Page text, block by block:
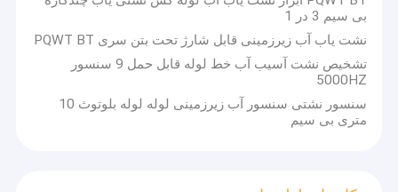
محصولات
بی سیم 3 در 1
نشت یاب آب زیرزمینی قابل شارژ تحت بتن سری PQWT BT
تشخیص نشت آسیب آب خط لوله قابل حمل 9 سنسور
5000HZ
سنسور نشتی سنسور آب زیرزمینی لوله لوله بلوتوث 10
متری بی سیم
PQWT یک موسسه تحقیقاتی است که در زمینه تحقیق و توسعه
دستگاه‌های تشخیص نشت آب و تجهیزات اکتشاف زمین‌شناسی تخصص